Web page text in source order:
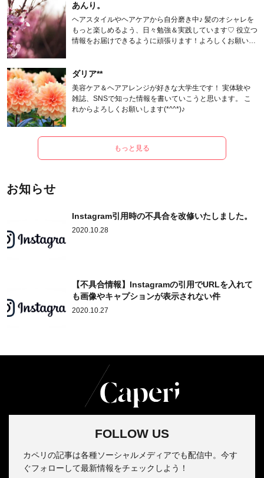
あんり。
ヘアスタイルやヘアケアから自分磨き中♪ 髪のオシャレを
もっと楽しめるよう、日々勉強＆実践しています♡ 役立つ
情報をお届けできるように頑張ります！よろしくお願いし
ダリア**
美容ケア＆ヘアアレンジが好きな大学生です！ 実体験や
雑誌、SNSで知った情報を書いていこうと思います。 こ
れからよろしくお願いします(*^^*)♪
もっと見る
お知らせ
Instagram引用時の不具合を改修いたしました。
2020.10.28
【不具合情報】Instagramの引用でURLを入れて
も画像やキャプションが表示されない件
2020.10.27
FOLLOW US
カペリの記事は各種ソーシャルメディアでも配信中。今す
ぐフォローして最新情報をチェックしよう！